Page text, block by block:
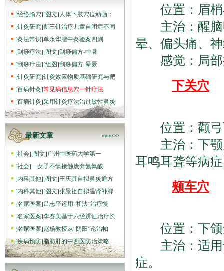
[经络腧穴][图文] 人体下肢穴位动画：
[针灸研究]靳三针治疗儿童自闭症不同
[灸法常识]单永华膻中灸验案四则
[刮痧疗法][图文]刮痧偏方-中暑
[刮痧疗法][组图]刮痧偏方-晕厥
[针灸研究]针灸效应物质基础研究与靶
[百病针灸]常见病信息穴一针疗法
[百病针灸]采用针灸疗法治过敏性鼻炎
最新文章 more>>
[社会][图文]广州中医药大学第一
[社会]一女子不慎接触废弃氢氟酸
[内科其他][图文]王庆其自拟鼻炎通方
[内科其他][图文]张景祖自拟温肾补脾
[名家医案]吕志平运用“和法”治疗慢
[名家医案]李赛美基于六经辨证治疗长
[名家医案]赵杨教授从“阴阳”论治帕
[疾病预防]脂肪肝的中西医防治策略
位置：眉梢
主治：醒脑
晕、偏头痛、
感觉：局部
下关穴
位置：颧弓
主治：下颚
耳鸣耳聋等病
颊车穴
位置：下颌
主治：适用
症。